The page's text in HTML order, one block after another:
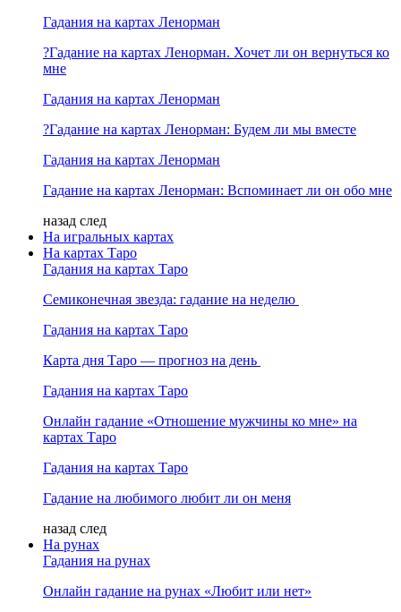
Гадания на картах Ленорман
?Гадание на картах Ленорман. Хочет ли он вернуться ко
мне
Гадания на картах Ленорман
?Гадание на картах Ленорман: Будем ли мы вместе
Гадания на картах Ленорман
Гадание на картах Ленорман: Вспоминает ли он обо мне
назад след
На игральных картах
На картах Таро
Гадания на картах Таро
Семиконечная звезда: гадание на неделю
Гадания на картах Таро
Карта дня Таро — прогноз на день
Гадания на картах Таро
Онлайн гадание «Отношение мужчины ко мне» на
картах Таро
Гадания на картах Таро
Гадание на любимого любит ли он меня
назад след
На рунах
Гадания на рунах
Онлайн гадание на рунах «Любит или нет»